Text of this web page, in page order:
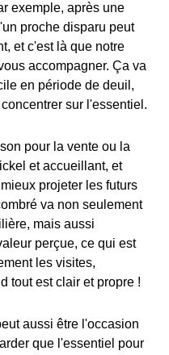
exemple, après une
proche disparu peut
et c'est là que notre
accompagner. Ça va
en période de deuil,
sur l'essentiel.
pour la vente ou la
et accueillant, et
projeter les futurs
va non seulement
mais aussi
perçue, ce qui est
les visites,
tout est clair et propre !
aussi être l'occasion
que l'essentiel pour